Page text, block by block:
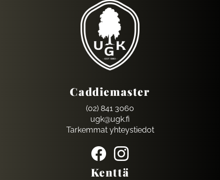
Caddiemaster
(02) 841 3060
ugk@ugk.fi
Tarkemmat yhteystiedot
Kenttä